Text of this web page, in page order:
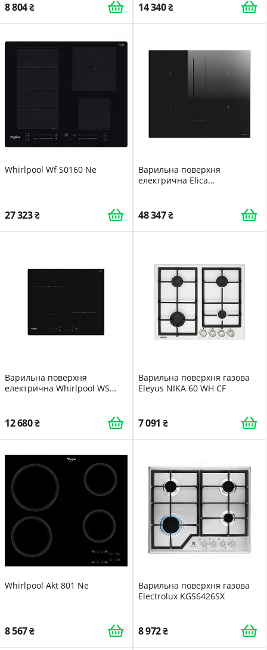
8 804 14 340
Whirlpool Wf S0160 Ne
27 323
Варильна поверхня
електрична Elica
48 347
Варильна поверхня
електрична Whirlpool WS
12 680
Варильна поверхня газова
Eleyus NIKA 60 WH CF
7 091
Whirlpool Akt 801 Ne
8 567
Варильна поверхня газова
Electrolux KGS6426SX
8 972